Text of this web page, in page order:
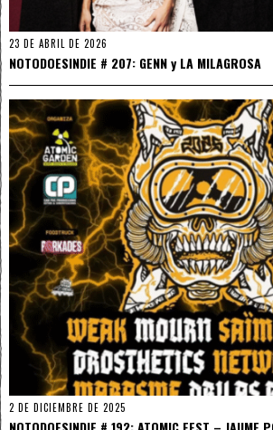
23 DE ABRIL DE 2026
NOTODOESINDIE # 207: GENN y LA MILAGROSA
2 DE DICIEMBRE DE 2025